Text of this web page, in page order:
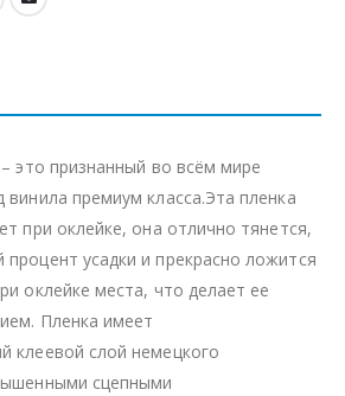
это признанный во всём мире
винила премиум класса.Эта пленка
при оклейке, она отлично тянется,
усадки и прекрасно ложится
оклейке места, что делает ее
Пленка имеет
клеевой слой немецкого
сцепными